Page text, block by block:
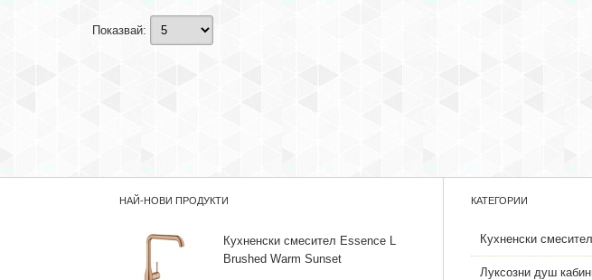
Показвай:
НАЙ-НОВИ ПРОДУКТИ
Кухненски смесител Essence L
Brushed Warm Sunset
КАТЕГОРИИ
Кухненски
Луксозни душ